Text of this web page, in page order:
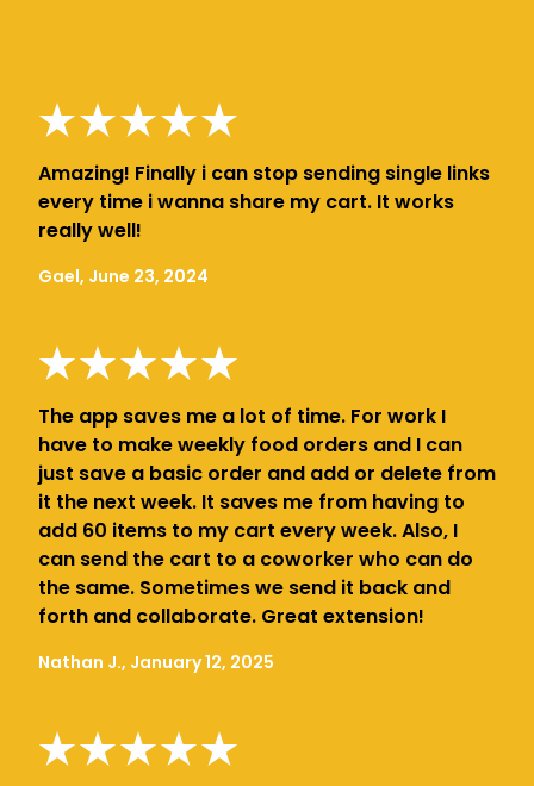
Amazing! Finally i can stop sending single links
every time i wanna share my cart. It works
really well!
Gael, June 23, 2024
The app saves me a lot of time. For work I
have to make weekly food orders and I can
just save a basic order and add or delete from
it the next week. It saves me from having to
add 60 items to my cart every week. Also, I
can send the cart to a coworker who can do
the same. Sometimes we send it back and
forth and collaborate. Great extension!
Nathan J., January 12, 2025